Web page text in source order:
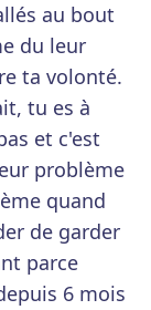
au bout
du leur
ta volonté.
tu es à
et c'est
problème
quand
de garder
parce
6 mois